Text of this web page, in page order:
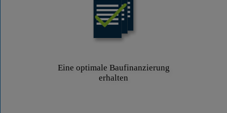
Eine optimale Baufinanzierung
erhalten